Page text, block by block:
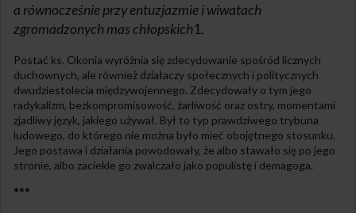
a równocześnie przy entuzjazmie i wiwatach
zgromadzonych mas chłopskich1.
Postać ks. Okonia wyróżnia się zdecydowanie spośród licznych
duchownych, ale również działaczy społecznych i politycznych
dwudziestolecia międzywojennego. Zdecydowały o tym jego
radykalizm, bezkompromisowość, żarliwość oraz ostry, momentami
zjadliwy język, jakiego używał. Był to typ prawdziwego trybuna
ludowego, do którego nie można było mieć obojętnego stosunku.
Jego postawa i działania powodowały, że albo stawało się po jego
stronie, albo zaciekle go zwalczało jako populistę i demagoga.
***